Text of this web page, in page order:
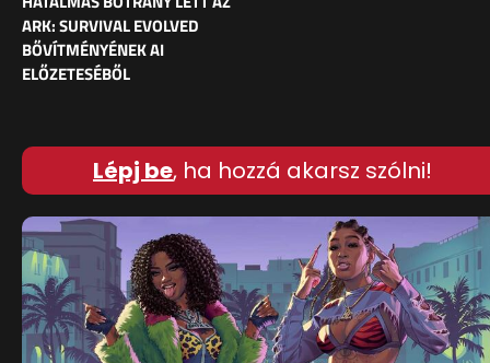
ARK: SURVIVAL EVOLVED
BŐVÍTMÉNYÉNEK AI
ELŐZETESÉBŐL
Lépj be, ha hozzá akarsz szólni!